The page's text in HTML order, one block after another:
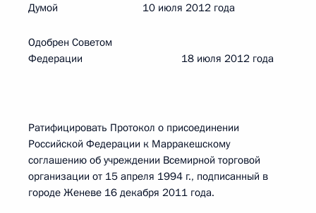
Думой 10 июля 2012 года
Одобрен Советом
Федерации 18 июля 2012 года
Ратифицировать Протокол о присоединении
Российской Федерации к Марракешскому
соглашению об учреждении Всемирной торговой
организации от 15 апреля 1994 г., подписанный в
городе Женеве 16 декабря 2011 года.